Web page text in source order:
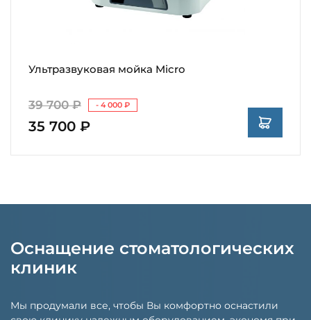
Ультразвуковая мойка Micro
39 700 ₽ - 4 000 ₽
35 700 ₽
Оснащение стоматологических
клиник
Мы продумали все, чтобы Вы комфортно оснастили